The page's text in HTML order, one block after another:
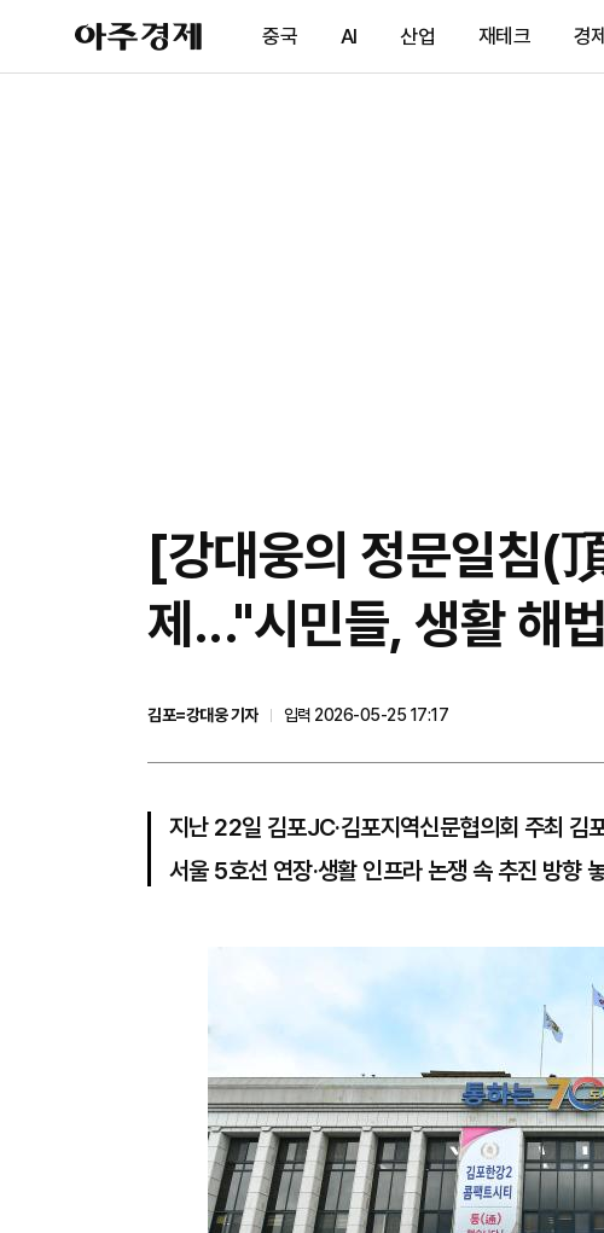
아
주
제
중국 AI 산업 재테크 경제
[강대웅의 정문일침(
제..."시민들, 생활 해
김포=강대웅 기자
입력 2026-05-25 17:17
지난 22일 김포JC·김포지역신문협의회 주최 김
서울 5호선 연장·생활 인프라 논쟁 속 추진 방향